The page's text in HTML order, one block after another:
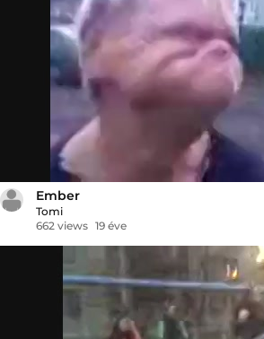
Ember
Tomi
662 views 19 éve